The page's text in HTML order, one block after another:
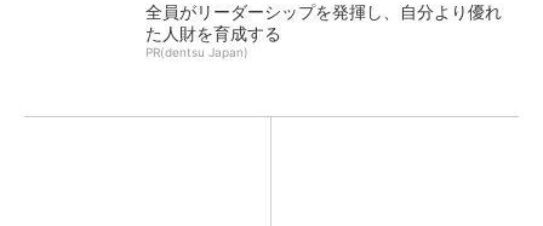
全員がリーダーシップを発揮し、自分より優れ
た人財を育成する
PR(dentsu Japan)